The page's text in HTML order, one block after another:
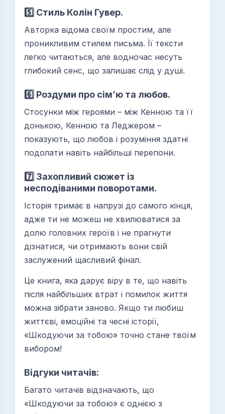
5️⃣ Стиль Колін Гувер.
Авторка відома своїм простим, але
проникливим стилем письма. Її тексти
легко читаються, але водночас несуть
глибокий сенс, що залишає слід у душі.
6️⃣ Роздуми про сім’ю та любов.
Стосунки між героями – між Кенною та її
донькою, Кенною та Леджером –
показують, що любов і розуміння здатні
подолати навіть найбільші перепони.
7️⃣ Захопливий сюжет із
несподіваними поворотами.
Історія тримає в напрузі до самого кінця,
адже ти не можеш не хвилюватися за
долю головних героїв і не прагнути
дізнатися, чи отримають вони свій
заслужений щасливий фінал.
Це книга, яка дарує віру в те, що навіть
після найбільших втрат і помилок життя
можна зібрати заново. Якщо ти любиш
життєві, емоційні та чесні історії,
«Шкодуючи за тобою» точно стане твоїм
вибором!
Відгуки читачів:
Багато читачів відзначають, що
«Шкодуючи за тобою» є однією з